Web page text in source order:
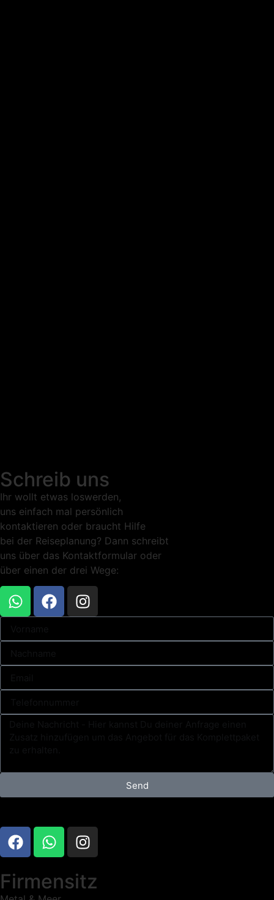
Schreib uns
Ihr wollt etwas loswerden,
uns einfach mal persönlich
kontaktieren oder braucht Hilfe
bei der Reiseplanung? Dann schreibt
uns über das Kontaktformular oder
über einen der drei Wege:
Send
Firmensitz